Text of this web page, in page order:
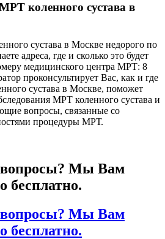
коленного сустава в
сустава в Москве недорого по
адреса, где и сколько это будет
медицинского центра МРТ: 8
проконсультирует Вас, как и где
сустава в Москве, поможет
МРТ коленного сустава и
вопросы, связанные со
процедуры МРТ.
вопросы? Мы Вам
бесплатно.
вопросы? Мы Вам
бесплатно.